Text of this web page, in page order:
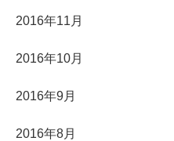
2016年11月
2016年10月
2016年9月
2016年8月